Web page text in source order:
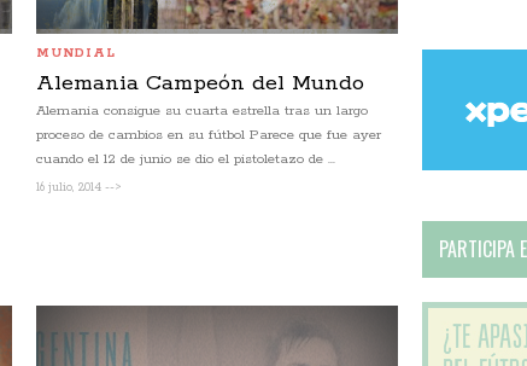
MUNDIAL
Alemania Campeón del Mundo
Alemania consigue su cuarta estrella tras un largo
proceso de cambios en su fútbol Parece que fue ayer
cuando el 12 de junio se dio el pistoletazo de ...
16 julio, 2014 -->
PARTICIPA